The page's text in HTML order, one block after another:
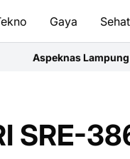
Gaya Sehat
Lampung Soroti
SRE-